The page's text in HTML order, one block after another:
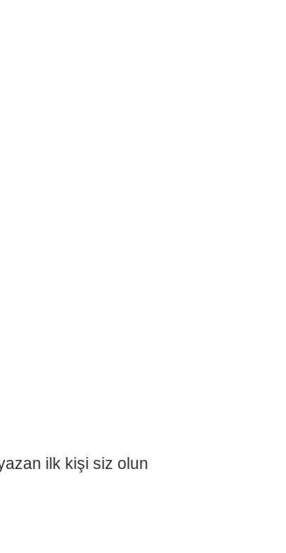
ilk kişi siz olun